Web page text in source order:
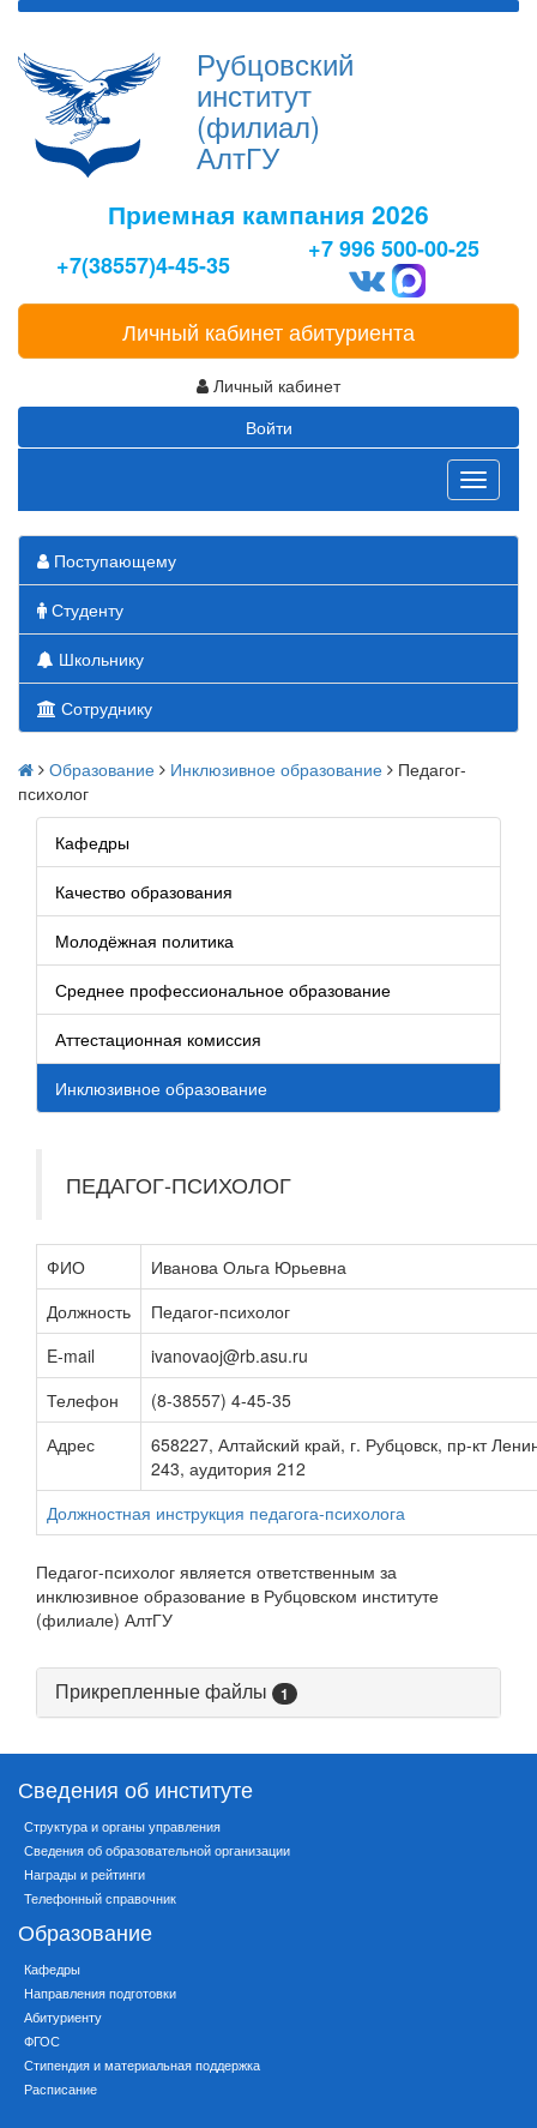
Рубцовский
институт
(филиал)
АлтГУ
Приемная кампания 2026
+7(38557)4-45-35
+7 996 500-00-25
Личный кабинет абитуриента
Личный кабинет
Войти
Toggle
Поступающему
Студенту
Школьнику
Сотруднику
Образование Инклюзивное образование
Педагог-
психолог
Кафедры
Качество образования
Молодёжная политика
Среднее профессиональное образование
Аттестационная комиссия
Инклюзивное образование
ПЕДАГОГ-ПСИХОЛОГ
ФИО
Иванова Ольга Юрьевна
Должность
Педагог-психолог
E-mail
ivanovaoj@rb.asu.ru
Телефон
(8-38557) 4-45-35
Адрес
658227, Алтайский край, г. Рубцовск, пр-кт
243, аудитория 212
Должностная инструкция педагога-психолога
Педагог-психолог является ответственным за
инклюзивное образование в Рубцовском институте
(филиале) АлтГУ
Прикрепленные файлы 1
Сведения об институте
Структура и органы управления
Сведения об образовательной организации
Награды и рейтинги
Телефонный справочник
Образование
Кафедры
Направления подготовки
Абитуриенту
ФГОС
Стипендия и материальная поддержка
Расписание